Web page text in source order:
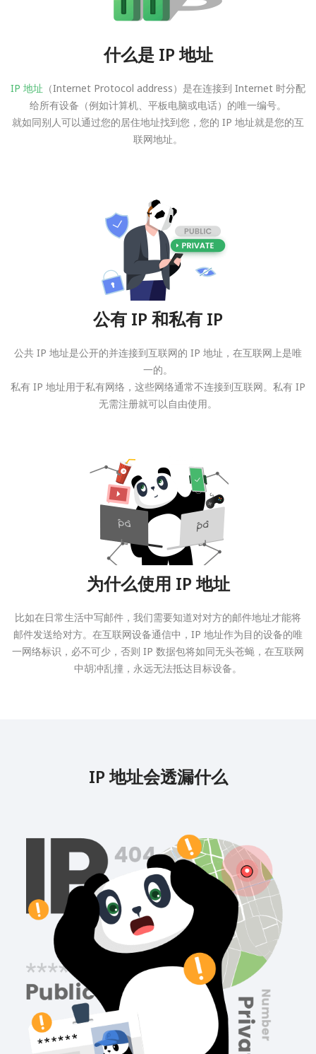
什么是 IP 地址
IP 地址 （Internet Protocol address）是在连接到 Internet 时分配
给所有设备（例如计算机、平板电脑或电话）的唯一编号。
就如同别人可以通过您的居住地址找到您，您的 IP 地址就是您的互
联网地址。
公有 IP 和私有 IP
公共 IP 地址是公开的并连接到互联网的 IP 地址，在互联网上是唯
一的。
私有 IP 地址用于私有网络，这些网络通常不连接到互联网。私有 IP
无需注册就可以自由使用。
为什么使用 IP 地址
比如在日常生活中写邮件，我们需要知道对对方的邮件地址才能将
邮件发送给对方。在互联网设备通信中，IP 地址作为目的设备的唯
一网络标识，必不可少，否则 IP 数据包将如同无头苍蝇，在互联网
中胡冲乱撞，永远无法抵达目标设备。
IP 地址会透漏什么